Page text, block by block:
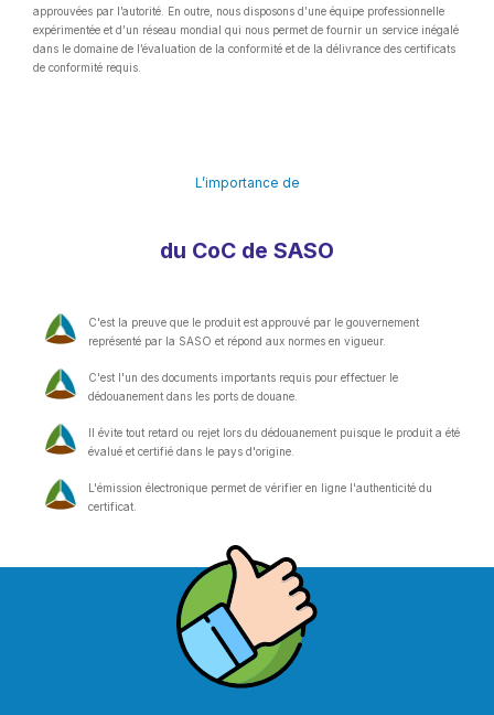
approuvées par l’autorité. En outre, nous disposons d’une équipe professionnelle
expérimentée et d’un réseau mondial qui nous permet de fournir un service inégalé
dans le domaine de l’évaluation de la conformité et de la délivrance des certificats
de conformité requis.
L’importance de
du CoC de SASO
C'est la preuve que le produit est approuvé par le gouvernement
représenté par la SASO et répond aux normes en vigueur.
C'est l'un des documents importants requis pour effectuer le
dédouanement dans les ports de douane.
Il évite tout retard ou rejet lors du dédouanement puisque le produit a été
évalué et certifié dans le pays d'origine.
L'émission électronique permet de vérifier en ligne l'authenticité du
certificat.